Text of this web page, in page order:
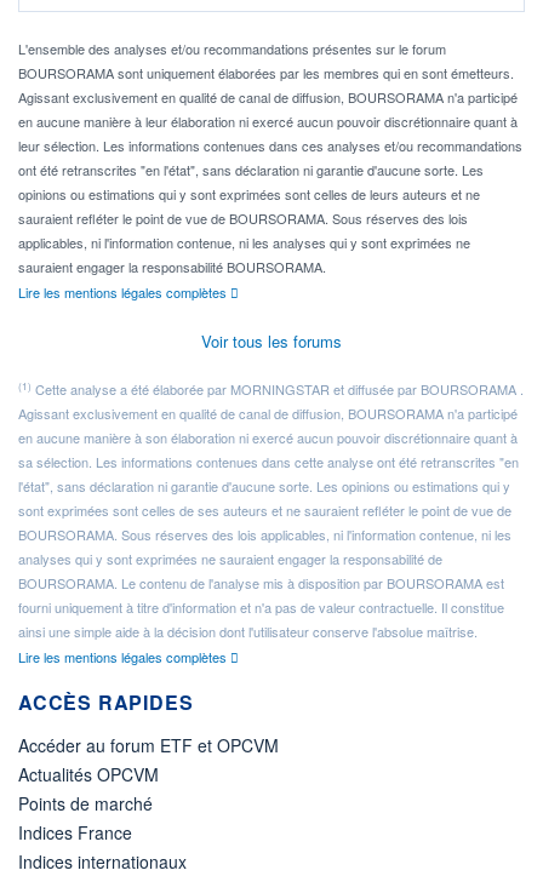
Pour l' ...
L'ensemble des analyses et/ou recommandations présentes sur le forum
BOURSORAMA sont uniquement élaborées par les membres qui en sont émetteurs.
Agissant exclusivement en qualité de canal de diffusion, BOURSORAMA n'a participé
en aucune manière à leur élaboration ni exercé aucun pouvoir discrétionnaire quant à
leur sélection. Les informations contenues dans ces analyses et/ou recommandations
ont été retranscrites "en l'état", sans déclaration ni garantie d'aucune sorte. Les
opinions ou estimations qui y sont exprimées sont celles de leurs auteurs et ne
sauraient refléter le point de vue de BOURSORAMA. Sous réserves des lois
applicables, ni l'information contenue, ni les analyses qui y sont exprimées ne
sauraient engager la responsabilité BOURSORAMA.
Lire les mentions légales complètes
Voir tous les forums
(1) Cette analyse a été élaborée par MORNINGSTAR et diffusée par BOURSORAMA .
Agissant exclusivement en qualité de canal de diffusion, BOURSORAMA n'a participé
en aucune manière à son élaboration ni exercé aucun pouvoir discrétionnaire quant à
sa sélection. Les informations contenues dans cette analyse ont été retranscrites "en
l'état", sans déclaration ni garantie d'aucune sorte. Les opinions ou estimations qui y
sont exprimées sont celles de ses auteurs et ne sauraient refléter le point de vue de
BOURSORAMA. Sous réserves des lois applicables, ni l'information contenue, ni les
analyses qui y sont exprimées ne sauraient engager la responsabilité de
BOURSORAMA. Le contenu de l'analyse mis à disposition par BOURSORAMA est
fourni uniquement à titre d'information et n'a pas de valeur contractuelle. Il constitue
ainsi une simple aide à la décision dont l'utilisateur conserve l'absolue maîtrise.
Lire les mentions légales complètes
ACCÈS RAPIDES
Accéder au forum ETF et OPCVM
Actualités OPCVM
Points de marché
Indices France
Indices internationaux